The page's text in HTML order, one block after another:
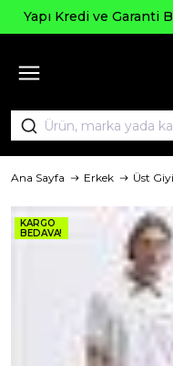
ve Garanti Bankasına
Ana Sayfa Erkek Üst
KARGO
BEDAVA!